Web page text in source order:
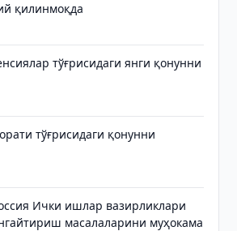
қилинмоқда
тўғрисидаги янги қонунни
тўғрисидаги қонунни
Ички ишлар вазирликлари
масалаларини муҳокама